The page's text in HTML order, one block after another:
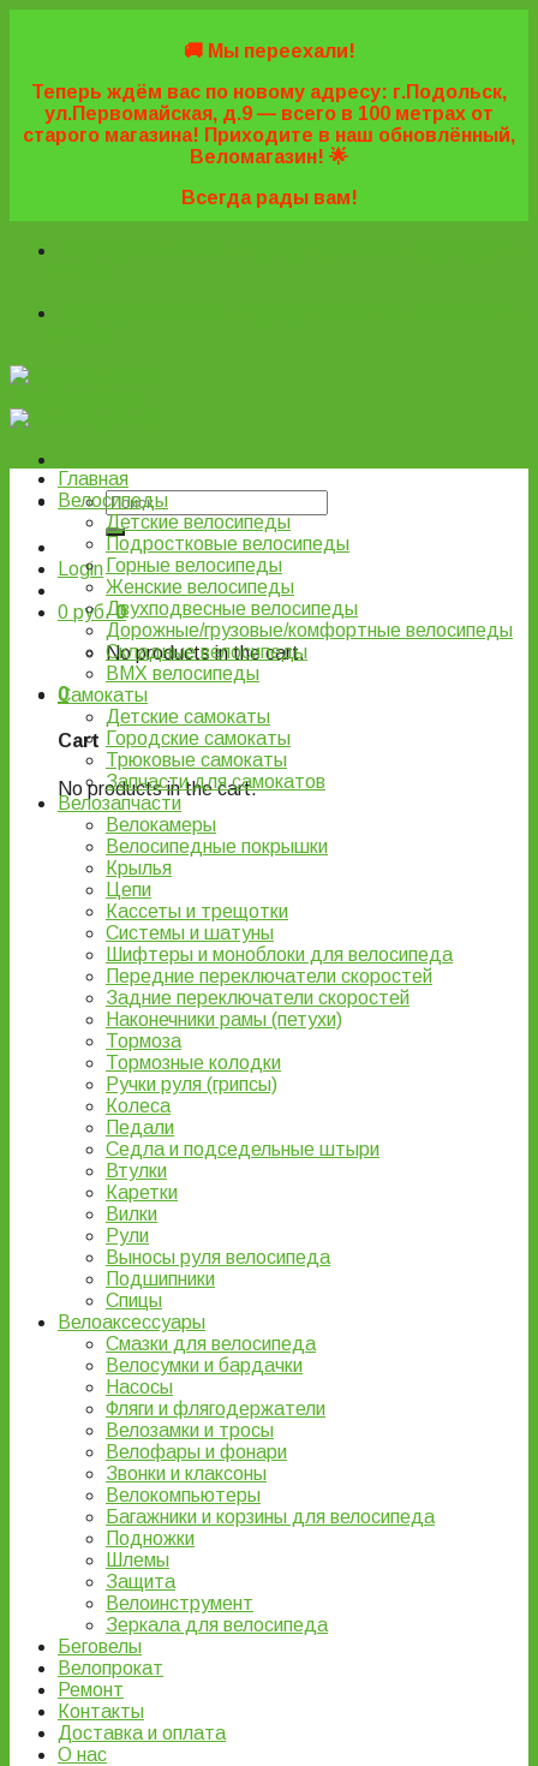
🚚 Мы переехали!
Теперь ждём вас по новому адресу: г.Подольск,
ул.Первомайская, д.9 — всего в 100 метрах от
старого магазина! Приходите в наш обновлённый,
Веломагазин! 🌟
Всегда рады вам!
Login
0 руб. 0
No products in the cart.
0
Cart
No products in the cart.
Главная
Велосипеды
Детские велосипеды
Подростковые велосипеды
Горные велосипеды
Женские велосипеды
Двухподвесные велосипеды
Дорожные/грузовые/комфортные велосипеды
Складные велосипеды
BMX велосипеды
Самокаты
Детские самокаты
Городские самокаты
Трюковые самокаты
Запчасти для самокатов
Велозапчасти
Велокамеры
Велосипедные покрышки
Крылья
Цепи
Кассеты и трещотки
Системы и шатуны
Шифтеры и моноблоки для велосипеда
Передние переключатели скоростей
Задние переключатели скоростей
Наконечники рамы (петухи)
Тормоза
Тормозные колодки
Ручки руля (грипсы)
Колеса
Педали
Седла и подседельные штыри
Втулки
Каретки
Вилки
Рули
Выносы руля велосипеда
Подшипники
Спицы
Велоаксессуары
Смазки для велосипеда
Велосумки и бардачки
Насосы
Фляги и флягодержатели
Велозамки и тросы
Велофары и фонари
Звонки и клаксоны
Велокомпьютеры
Багажники и корзины для велосипеда
Подножки
Шлемы
Защита
Велоинструмент
Зеркала для велосипеда
Беговелы
Велопрокат
Ремонт
Контакты
Доставка и оплата
О нас